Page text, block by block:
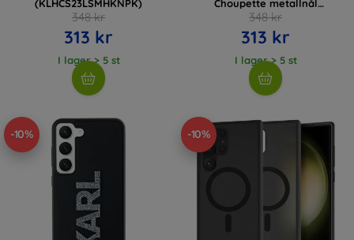
(KLHCS23LSMHKNPK)
348 kr
313 kr
I lager > 5 st
Choupette metallnål
(KLHCS23LSMHCNPK)
348 kr
313 kr
I lager > 5 st
-10% -10%